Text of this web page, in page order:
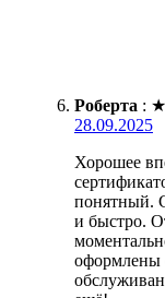
Роберта : ★
28.09.2025
Хорошее
понятный.
и быстро.
оформлены